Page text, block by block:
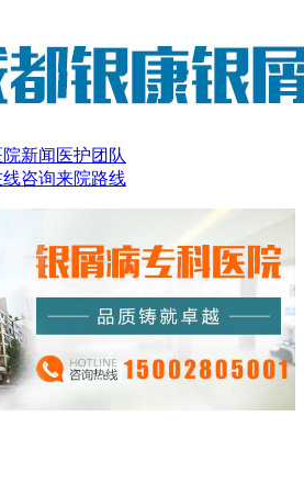
院新闻 医护团队
咨询来院路线